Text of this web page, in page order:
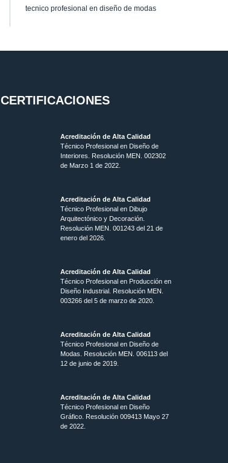
tecnico profesional en diseño de modas
CERTIFICACIONES
Acreditación de Alta Calidad
Técnico Profesional en Diseño de
Interiores. Resolución MEN. 002302
de Marzo 1 de 2022.
Acreditación de Alta Calidad
Técnico Profesional en Dibujo
Arquitectónico y Decoración.
Resolución MEN.001243 del 21 de
enero del 2026.
Acreditación de Alta Calidad
Técnico Profesional en Producción en
Diseño Industrial. Resolución MEN.
003266 del 5 de marzo de 2020.
Acreditación de Alta Calidad
Técnico Profesional en Diseño de
Modas. Resolución MEN. 006113 del
12 de junio de 2019.
Acreditación de Alta Calidad
Técnico Profesional en Diseño
Gráfico. Resolución 009413 Mayo 27
de 2022.